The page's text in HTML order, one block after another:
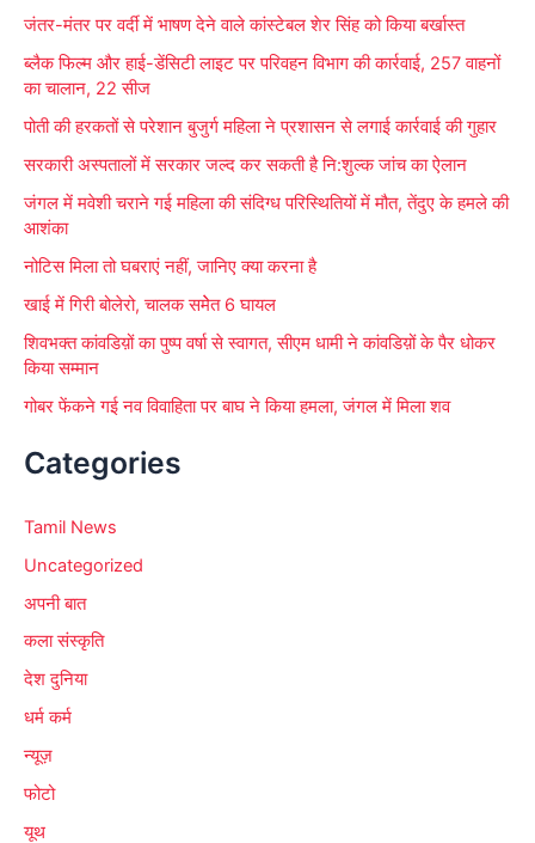
f
o
जंतर-मंतर पर वर्दी में भाषण देने वाले कांस्टेबल शेर सिंह को किया बर्खास्त
ब्लैक फिल्म और हाई-डेंसिटी लाइट पर परिवहन विभाग की कार्रवाई, 257 वाहनों
का चालान, 22 सीज
पोती की हरकतों से परेशान बुजुर्ग महिला ने प्रशासन से लगाई कार्रवाई की गुहार
सरकारी अस्पतालों में सरकार जल्द कर सकती है नि:शुल्क जांच का ऐलान
जंगल में मवेशी चराने गई महिला की संदिग्ध परिस्थितियों में मौत, तेंदुए के हमले की
आशंका
नोटिस मिला तो घबराएं नहीं, जानिए क्या करना है
खाई में गिरी बोलेरो, चालक समेेत 6 घायल
शिवभक्त कांवडिय़ों का पुष्प वर्षा से स्वागत, सीएम धामी ने कांवडिय़ों के पैर धोकर
किया सम्मान
गोबर फेंकने गई नव विवाहिता पर बाघ ने किया हमला, जंगल में मिला शव
Categories
Tamil News
Uncategorized
अपनी बात
कला संस्कृति
देश दुनिया
धर्म कर्म
न्यूज़
फोटो
यूथ